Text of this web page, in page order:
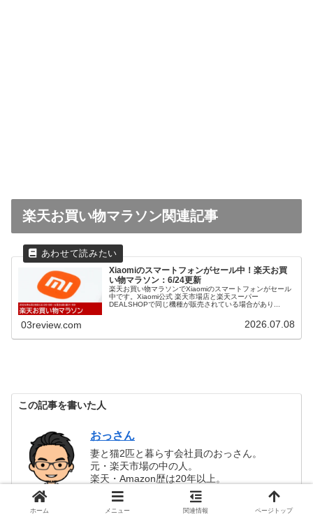
楽天お買い物マラソン関連記事
Xiaomiのスマートフォンがセール中！楽天お買
い物マラソン：6/24更新
楽天お買い物マラソンでXiaomiのスマートフォンがセール
中です。Xiaomi公式 楽天市場店と楽天スーパー
DEALSHOPで同じ機種が販売されている場合があり...
03review.com 2026.07.08
この記事を書いた人
おっさん
妻と猫2匹と暮らす会社員のおっさん。
元・楽天市場の中の人。
楽天・Amazon歴は20年以上。
年間200件を越す注文の中から、買って良かっ
たガジェットや猫用品を中心にレビューして
います。
ホーム メニュー 関連情報 ページトップ